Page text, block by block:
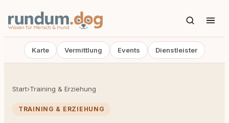
Karte Vermittlung Events Dienstleister
Start›Training & Erziehung
TRAINING & ERZIEHUNG